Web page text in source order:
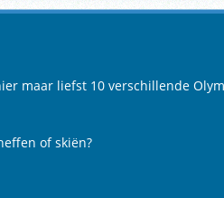
maar liefst 10 verschillende
of skiën?